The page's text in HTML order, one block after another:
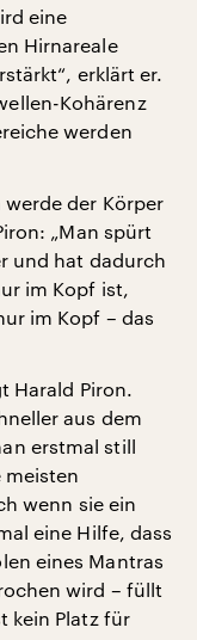
eine
Hirnareale
erklärt er.
Kohärenz
werden
der Körper
„Man spürt
und hat dadurch
im Kopf ist,
im Kopf – das
Harald Piron.
aus dem
erstmal still
meisten
wenn sie ein
eine Hilfe, dass
eines Mantras
wird – füllt
kein Platz für